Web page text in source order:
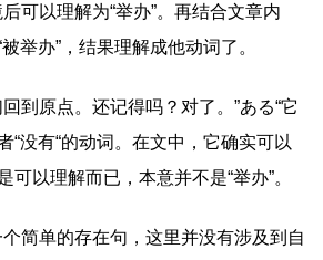
可以理解为“举办”。再结合文章内
举办”，结果理解成他动词了。
到原点。还记得吗？对了。”ある“它
“没有“的动词。在文中，它确实可以
可以理解而已，本意并不是“举办”。
简单的存在句，这里并没有涉及到自